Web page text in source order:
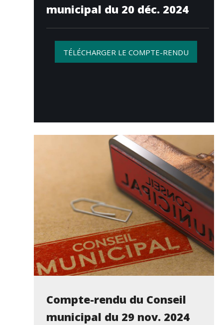
municipal du 20 déc. 2024
TÉLÉCHARGER LE COMPTE-RENDU
Compte-rendu du Conseil
municipal du 29 nov. 2024